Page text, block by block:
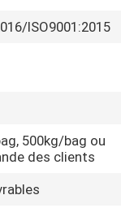
ISO9001:2015
500kg/bag ou
des clients